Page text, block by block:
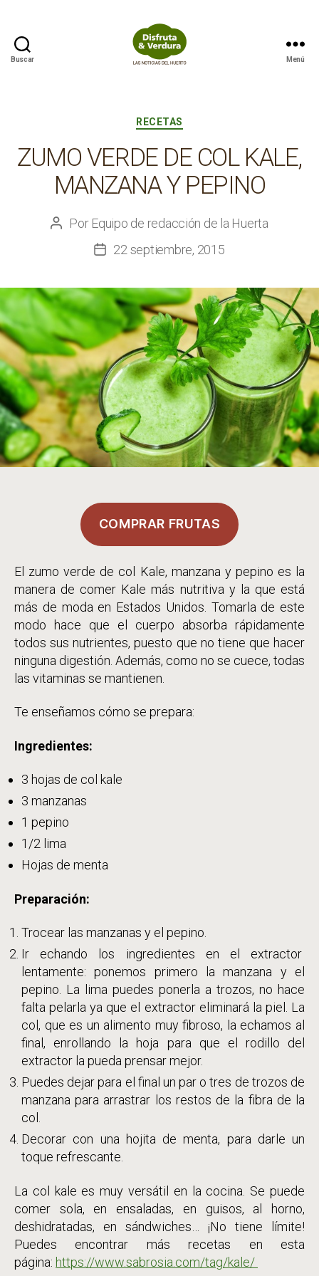
Buscar Menú
Categorías
RECETAS
ZUMO VERDE DE COL KALE,
MANZANA Y PEPINO
Autor
Por Equipo de redacción de la Huerta
Fecha
la
entrada
22 septiembre, 2015
COMPRAR FRUTAS
El zumo verde de col Kale, manzana y pepino es la
manera de comer Kale más nutritiva y la que está
más de moda en Estados Unidos. Tomarla de este
modo hace que el cuerpo absorba rápidamente
todos sus nutrientes, puesto que no tiene que hacer
ninguna digestión. Además, como no se cuece, todas
las vitaminas se mantienen.
Te enseñamos cómo se prepara:
Ingredientes:
3 hojas de col kale
3 manzanas
1 pepino
1/2 lima
Hojas de menta
Preparación:
Trocear las manzanas y el pepino.
Ir echando los ingredientes en el extractor
lentamente: ponemos primero la manzana y el
pepino. La lima puedes ponerla a trozos, no hace
falta pelarla ya que el extractor eliminará la piel. La
col, que es un alimento muy fibroso, la echamos al
final, enrollando la hoja para que el rodillo del
extractor la pueda prensar mejor.
Puedes dejar para el final un par o tres de trozos de
manzana para arrastrar los restos de la fibra de la
col.
Decorar con una hojita de menta, para darle un
toque refrescante.
La col kale es muy versátil en la cocina. Se puede
comer sola, en ensaladas, en guisos, al horno,
deshidratadas, en sándwiches… ¡No tiene límite!
Puedes encontrar más recetas en esta
página: https://www.sabrosia.com/tag/kale/